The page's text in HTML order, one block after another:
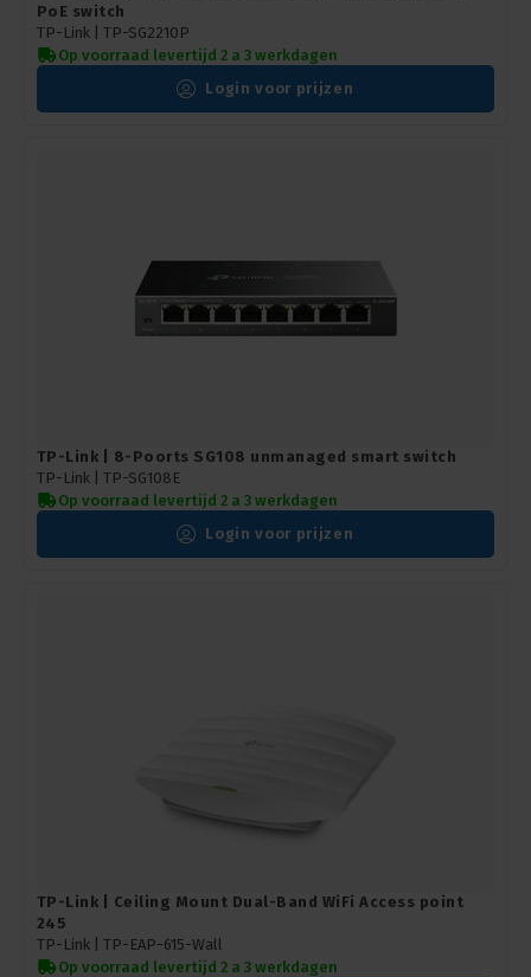
PoE switch
TP-Link | TP-SG2210P
Op voorraad levertijd 2 a 3 werkdagen
Login voor prijzen
TP-Link | 8-Poorts SG108 unmanaged smart switch
TP-Link | TP-SG108E
Op voorraad levertijd 2 a 3 werkdagen
Login voor prijzen
TP-Link | Ceiling Mount Dual-Band WiFi Access point
245
TP-Link | TP-EAP-615-Wall
Op voorraad levertijd 2 a 3 werkdagen